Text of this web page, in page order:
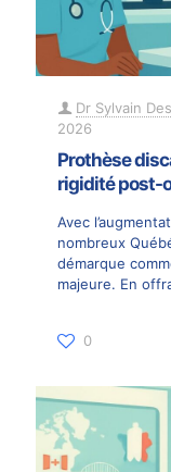
Dr Sylvain
2026
Prothèse
rigidité post-
Avec
nombreux
démarque
majeure. En
0